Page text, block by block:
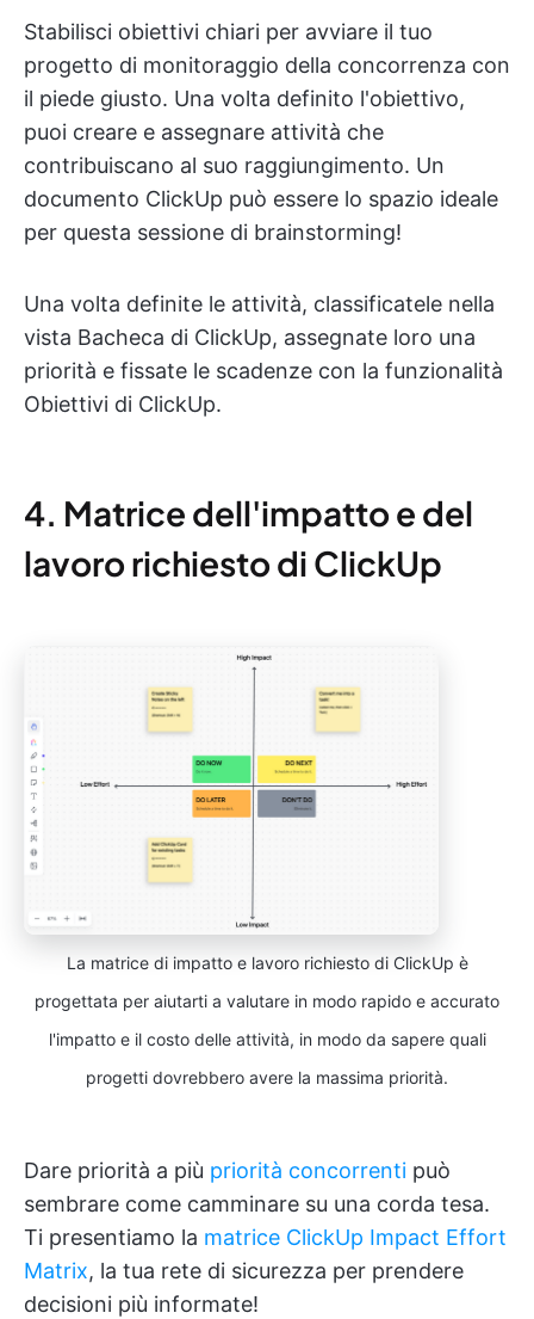
Stabilisci obiettivi chiari per avviare il tuo
progetto di monitoraggio della concorrenza con
il piede giusto. Una volta definito l'obiettivo,
puoi creare e assegnare attività che
contribuiscano al suo raggiungimento. Un
documento ClickUp può essere lo spazio ideale
per questa sessione di brainstorming!
Una volta definite le attività, classificatele nella
vista Bacheca di ClickUp, assegnate loro una
priorità e fissate le scadenze con la funzionalità
Obiettivi di ClickUp.
4. Matrice dell'impatto e del
lavoro richiesto di ClickUp
La matrice di impatto e lavoro richiesto di ClickUp è
progettata per aiutarti a valutare in modo rapido e accurato
l'impatto e il costo delle attività, in modo da sapere quali
progetti dovrebbero avere la massima priorità.
Dare priorità a più priorità concorrenti può
sembrare come camminare su una corda tesa.
Ti presentiamo la matrice ClickUp Impact Effort
Matrix, la tua rete di sicurezza per prendere
decisioni più informate!